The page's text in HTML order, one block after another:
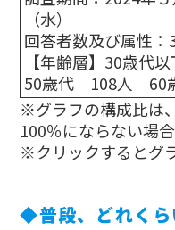
（水）
回答者数及び属性：
【年齢層】30歳
50歳代 108人 60
※グラフの構成比は
100％にならない場合
※クリックするとグ
◆普段、どれくら